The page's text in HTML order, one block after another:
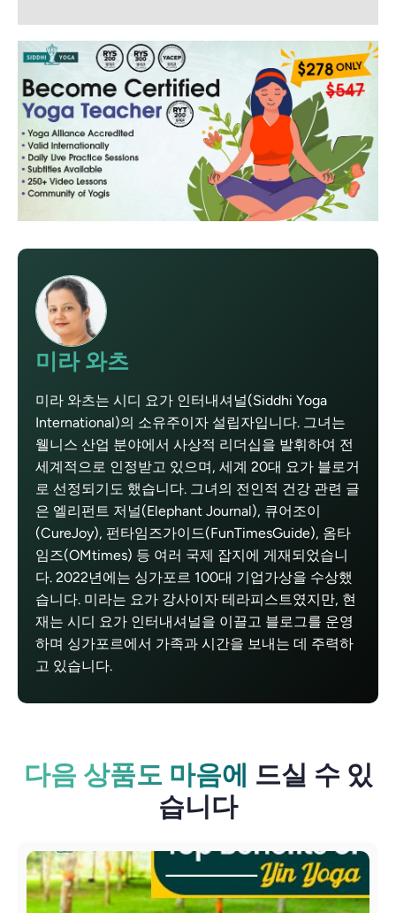
미라 와츠
미라 와츠는 시디 요가 인터내셔널(Siddhi Yoga
International)의 소유주이자 설립자입니다. 그녀는
웰니스 산업 분야에서 사상적 리더십을 발휘하여 전
세계적으로 인정받고 있으며, 세계 20대 요가 블로거
로 선정되기도 했습니다. 그녀의 전인적 건강 관련 글
은 엘리펀트 저널(Elephant Journal), 큐어조이
(CureJoy), 펀타임즈가이드(FunTimesGuide), 옴타
임즈(OMtimes) 등 여러 국제 잡지에 게재되었습니
다. 2022년에는 싱가포르 100대 기업가상을 수상했
습니다. 미라는 요가 강사이자 테라피스트였지만, 현
재는 시디 요가 인터내셔널을 이끌고 블로그를 운영
하며 싱가포르에서 가족과 시간을 보내는 데 주력하
고 있습니다.
다음 상품도 마음에 드실 수 있
습니다